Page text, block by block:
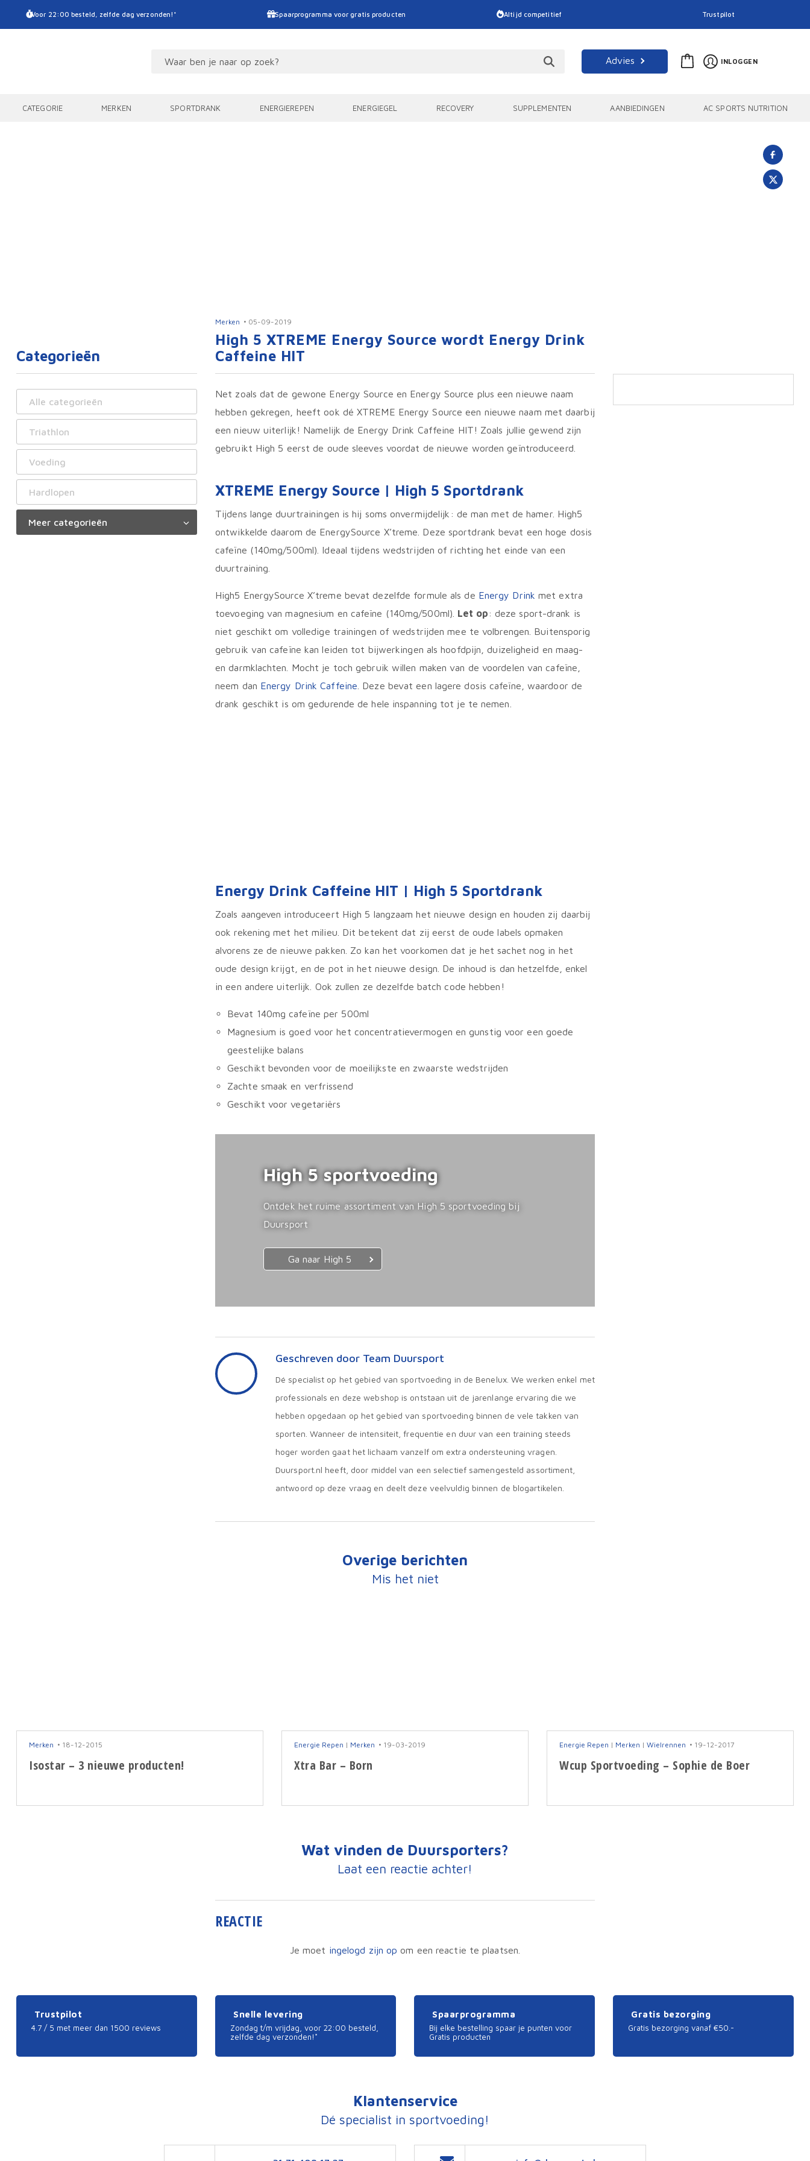
Voor 22:00 besteld, zelfde dag verzonden!* Spaarprogramma voor gratis producten Altijd competitief Trustpilot
Advies INLOGGEN
CATEGORIE MERKEN SPORTDRANK ENERGIEREPEN ENERGIEGEL RECOVERY SUPPLEMENTEN AANBIEDINGEN AC SPORTS NUTRITION
Merken 05-09-2019
Categorieën
High 5 XTREME Energy Source wordt Energy Drink
Caffeine HIT
Alle categorieën
Triathlon
Voeding
Hardlopen
Net zoals dat de gewone Energy Source en Energy Source plus een nieuwe naam
hebben gekregen, heeft ook dé XTREME Energy Source een nieuwe naam met daarbij
een nieuw uiterlijk! Namelijk de Energy Drink Caffeine HIT! Zoals jullie gewend zijn
gebruikt High 5 eerst de oude sleeves voordat de nieuwe worden geïntroduceerd.
XTREME Energy Source | High 5 Sportdrank
Tijdens lange duurtrainingen is hij soms onvermijdelijk: de man met de hamer. High5
ontwikkelde daarom de EnergySource X’treme. Deze sportdrank bevat een hoge dosis
cafeïne (140mg/500ml). Ideaal tijdens wedstrijden of richting het einde van een
duurtraining.
High5 EnergySource X’treme bevat dezelfde formule als de Energy Drink met extra
toevoeging van magnesium en cafeïne (140mg/500ml). Let op: deze sport-drank is
niet geschikt om volledige trainingen of wedstrijden mee te volbrengen. Buitensporig
gebruik van cafeïne kan leiden tot bijwerkingen als hoofdpijn, duizeligheid en maag-
en darmklachten. Mocht je toch gebruik willen maken van de voordelen van cafeïne,
neem dan Energy Drink Caffeine . Deze bevat een lagere dosis cafeïne, waardoor de
drank geschikt is om gedurende de hele inspanning tot je te nemen.
Energy Drink Caffeine HIT | High 5 Sportdrank
Zoals aangeven introduceert High 5 langzaam het nieuwe design en houden zij daarbij
ook rekening met het milieu. Dit betekent dat zij eerst de oude labels opmaken
alvorens ze de nieuwe pakken. Zo kan het voorkomen dat je het sachet nog in het
oude design krijgt, en de pot in het nieuwe design. De inhoud is dan hetzelfde, enkel
in een andere uiterlijk. Ook zullen ze dezelfde batch code hebben!
Bevat 140mg cafeïne per 500ml
Magnesium is goed voor het concentratievermogen en gunstig voor een goede
geestelijke balans
Geschikt bevonden voor de moeilijkste en zwaarste wedstrijden
Zachte smaak en verfrissend
Geschikt voor vegetariërs
High 5 sportvoeding
Ontdek het ruime assortiment van High 5 sportvoeding bij
Duursport
Ga naar High 5
Geschreven door Team Duursport
Dé specialist op het gebied van sportvoeding in de Benelux. We werken enkel met
professionals en deze webshop is ontstaan uit de jarenlange ervaring die we
hebben opgedaan op het gebied van sportvoeding binnen de vele takken van
sporten. Wanneer de intensiteit, frequentie en duur van een training steeds
hoger worden gaat het lichaam vanzelf om extra ondersteuning vragen.
Duursport.nl heeft, door middel van een selectief samengesteld assortiment,
antwoord op deze vraag en deelt deze veelvuldig binnen de blogartikelen.
Overige berichten
Mis het niet
Merken 18-12-2015
Isostar – 3 nieuwe producten!
Energie Repen | Merken 19-03-2019
Xtra Bar – Born
Energie Repen | Merken | Wielrennen 19-12-2017
Wcup Sportvoeding – Sophie de Boer
Wat vinden de Duursporters?
Laat een reactie achter!
REACTIE
Je moet ingelogd zijn op om een reactie te plaatsen.
Trustpilot
4.7 / 5 met meer dan 1500 reviews
Snelle levering
Zondag t/m vrijdag, voor 22:00 besteld,
zelfde dag verzonden!*
Spaarprogramma
Bij elke bestelling spaar je punten voor
Gratis producten
Gratis bezorging
Gratis bezorging vanaf €50.-
Klantenservice
Dé specialist in sportvoeding!